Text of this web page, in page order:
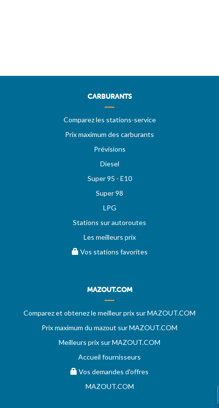
CARBURANTS
Comparez les stations-service
Prix maximum des carburants
Prévisions
Diesel
Super 95 - E10
Super 98
LPG
Stations sur autoroutes
Les meilleurs prix
Vos stations favorites
MAZOUT.COM
Comparez et obtenez le meilleur prix sur MAZOUT.COM
Prix maximum du mazout sur MAZOUT.COM
Meilleurs prix sur MAZOUT.COM
Accueil fournisseurs
Vos demandes d'offres
MAZOUT.COM